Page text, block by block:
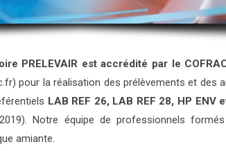
PRELEVAIR est accrédité par le
pour la réalisation des prélèvements et des
LAB REF 26, LAB REF 28, HP
Notre équipe de professionnels
amiante.